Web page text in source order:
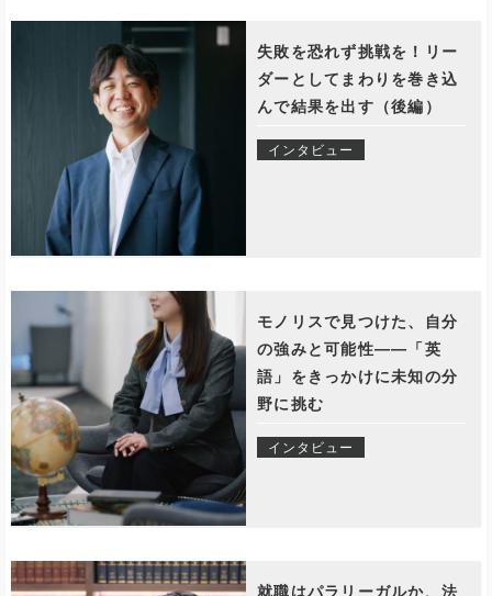
失敗を恐れず挑戦を！リー
ダーとしてまわりを巻き込
んで結果を出す（後編）
インタビュー
モノリスで見つけた、自分
の強みと可能性——「英
語」をきっかけに未知の分
野に挑む
インタビュー
就職はパラリーガルか、法